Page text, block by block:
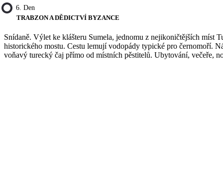
6. Den
TRABZON A DĚDICTVÍ BYZANCE
Snídaně. Výlet ke klášteru Sumela, jednomu z nejikoničtějších míst
historického mostu. Cestu lemují vodopády typické pro černomoří.
voňavý turecký čaj přímo od místních pěstitelů. Ubytování, večeře,